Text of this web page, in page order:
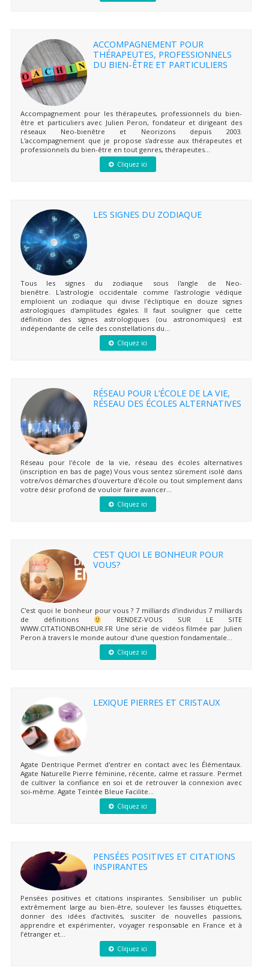
ACCOMPAGNEMENT POUR
THÉRAPEUTES, PROFESSIONNELS
DU BIEN-ÊTRE ET PARTICULIERS
Accompagnement pour les thérapeutes, professionnels du bien-
être et particuliers avec Julien Peron, fondateur et dirigeant des
réseaux Neo-bienêtre et Neorizons depuis 2003.
L'accompagnement que je propose s'adresse aux thérapeutes et
professionnels du bien-être en tout genres, thérapeutes...
Cliquez ici
LES SIGNES DU ZODIAQUE
Tous les signes du zodiaque sous l'angle de Neo-
bienêtre. L'astrologie occidentale comme l'astrologie védique
emploient un zodiaque qui divise l'écliptique en douze signes
astrologiques d'amplitudes égales. Il faut souligner que cette
définition des signes astrologiques (ou astronomiques) est
indépendante de celle des constellations du...
Cliquez ici
RÉSEAU POUR L’ÉCOLE DE LA VIE,
RÉSEAU DES ÉCOLES ALTERNATIVES
Réseau pour l'école de la vie, réseau des écoles alternatives
(inscription en bas de page) Vous vous sentez sûrement isolé dans
votre/vos démarches d'ouverture d'école ou tout simplement dans
votre désir profond de vouloir faire avancer...
Cliquez ici
C’EST QUOI LE BONHEUR POUR
VOUS?
C'est quoi le bonheur pour vous ? 7 milliards d'individus 7 milliards
de définitions
RENDEZ-VOUS SUR LE SITE
WWW.CITATIONBONHEUR.FR Une série de vidéos filmée par Julien
Peron à travers le monde autour d'une question fondamentale...
Cliquez ici
LEXIQUE PIERRES ET CRISTAUX
Agate Dentrique Permet d'entrer en contact avec les Élémentaux.
Agate Naturelle Pierre féminine, récente, calme et rassure. Permet
de cultiver la confiance en soi et de retrouver la connexion avec
soi-même. Agate Teintée Bleue Facilite...
Cliquez ici
PENSÉES POSITIVES ET CITATIONS
INSPIRANTES
Pensées positives et citations inspirantes. Sensibiliser un public
extrêmement large au bien-être, soulever les fausses étiquettes,
donner des idées d’activités, susciter de nouvelles passions,
apprendre et expérimenter, voyager responsable en France et à
l’étranger et...
Cliquez ici